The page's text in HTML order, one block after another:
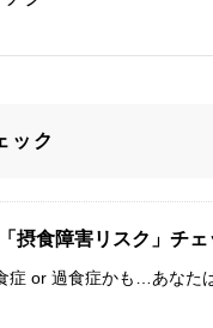
ック
摂食障害リスク」チェ
症 or 過食症かも…あなた